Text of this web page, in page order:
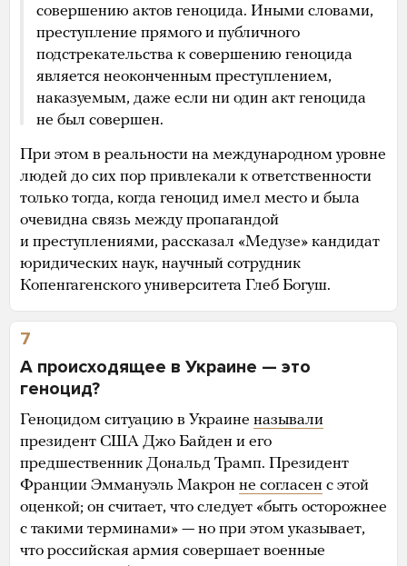
совершению актов геноцида. Иными словами,
преступление прямого и публичного
подстрекательства к совершению геноцида
является неоконченным преступлением,
наказуемым, даже если ни один акт геноцида
не был совершен.
При этом в реальности на международном уровне
людей до сих пор привлекали к ответственности
только тогда, когда геноцид имел место и была
очевидна связь между пропагандой
и преступлениями, рассказал «Медузе» кандидат
юридических наук, научный сотрудник
Копенгагенского университета Глеб Богуш.
7
А происходящее в Украине — это
геноцид?
Геноцидом ситуацию в Украине называли
президент США Джо Байден и его
предшественник Дональд Трамп. Президент
Франции Эммануэль Макрон не согласен с этой
оценкой; он считает, что следует «быть осторожнее
с такими терминами» — но при этом указывает,
что российская армия совершает военные